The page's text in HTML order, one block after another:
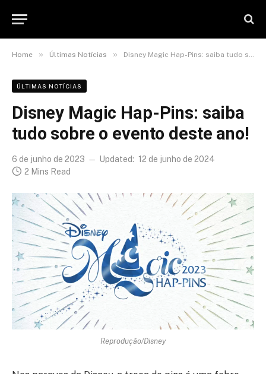
Home » Últimas Notícias » Disney Magic Hap-Pins: saiba tudo sobre o evento deste ano!
ÚLTIMAS NOTÍCIAS
Disney Magic Hap-Pins: saiba
tudo sobre o evento deste ano!
6 de junho de 2023 Updated: 12 de junho de 2024
2 Mins Read
Reprodução/Disney